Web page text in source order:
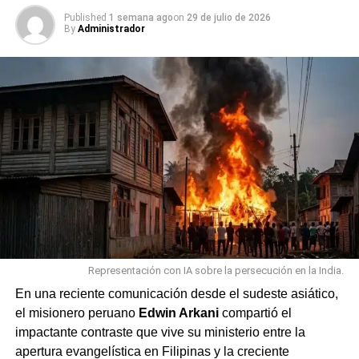
Published 1 semana agoon 29 de julio de 2026
By Administrador
Representación con IA sobre la persecución en la India.
En una reciente comunicación desde el sudeste asiático,
el misionero peruano Edwin Arkanicompartió el
impactante contraste que vive su ministerio entre la
apertura evangelística en Filipinas y la creciente